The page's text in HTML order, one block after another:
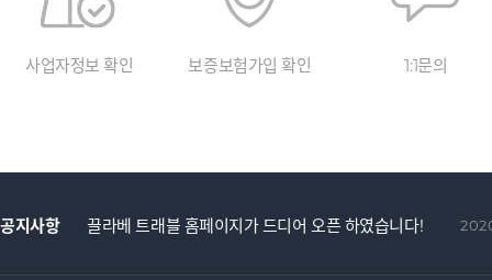
사업자정보 확인 보증보험가입 확인 1:1문의
공지사항 끌라베 트래블 홈페이지가 드디어 오픈 하였습니다!